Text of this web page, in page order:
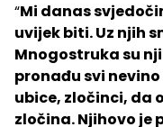
“Mi danas
uvijek biti. Uz njih
Mnogostruka su
pronađu svi
ubice, zločinci, da
zločina. Njihovo je